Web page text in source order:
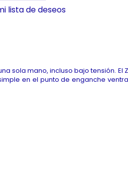
lista de deseos
sola mano, incluso bajo tensión. El
en el punto de enganche